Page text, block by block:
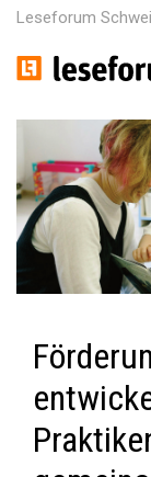
Leseforum